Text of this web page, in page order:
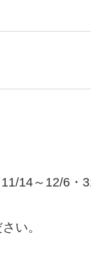
14～12/6・
い。